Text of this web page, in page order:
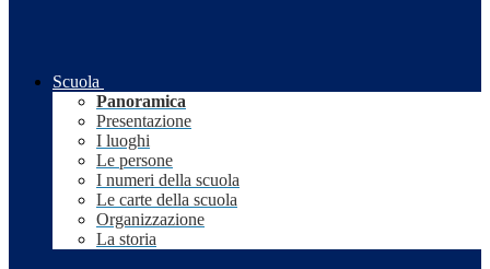
Scuola
Panoramica
Presentazione
I luoghi
Le persone
I numeri della scuola
Le carte della scuola
Organizzazione
La storia